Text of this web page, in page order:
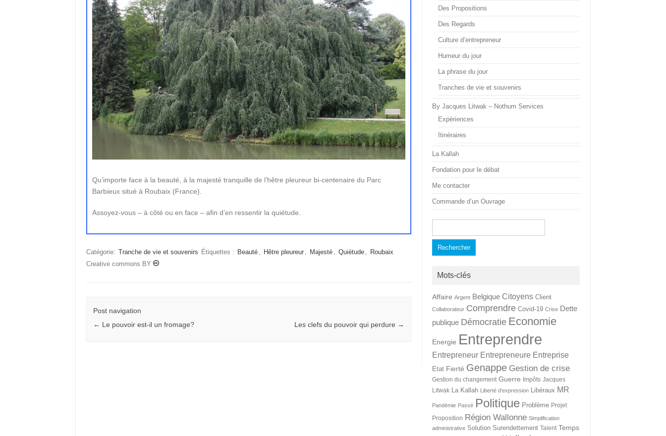
Qu’importe face à la beauté, à la majesté tranquille de l’hêtre pleureur bi-centenaire du Parc
Barbieux situé à Roubaix (France).
Assoyez-vous – à côté ou en face – afin d’en ressentir la quiétude.
Catégorie: Tranche de vie et souvenirs Étiquettes : Beauté Hêtre pleureur Majesté Quiétude
Roubaix
Creative commons BY
Post navigation
← Le pouvoir est-il un fromage? Les clefs du pouvoir qui perdure →
Des Propositions
Des Regards
Culture d’entrepreneur
Humeur du jour
La phrase du jour
Tranches de vie et souvenirs
By Jacques Litwak – Nothum Services
Expériences
Itinéraires
La Kallah
Fondation pour le débat
Me contacter
Commande d’un Ouvrage
Mots-clés
Affaire Argent Belgique Citoyens Client
Collaborateur Comprendre Covid-19 Crise Dette
publique Démocratie Economie
Energie Entreprendre
Entrepreneur Entrepreneure Entreprise
Etat Fierté Genappe Gestion de crise
Gestion du changement Guerre Impôts Jacques
Litwak La Kallah Liberté d'expression Libéraux MR
Pandémie Passé Politique Problème Projet
Proposition Région Wallonne Simplification
administrative Solution Surendettement Talent Temps